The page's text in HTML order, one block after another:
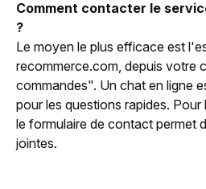
Comment contacter le
?
Le moyen le plus efficace est
recommerce.com, depuis votre
commandes". Un chat en ligne
pour les questions rapides.
le formulaire de contact permet
jointes.